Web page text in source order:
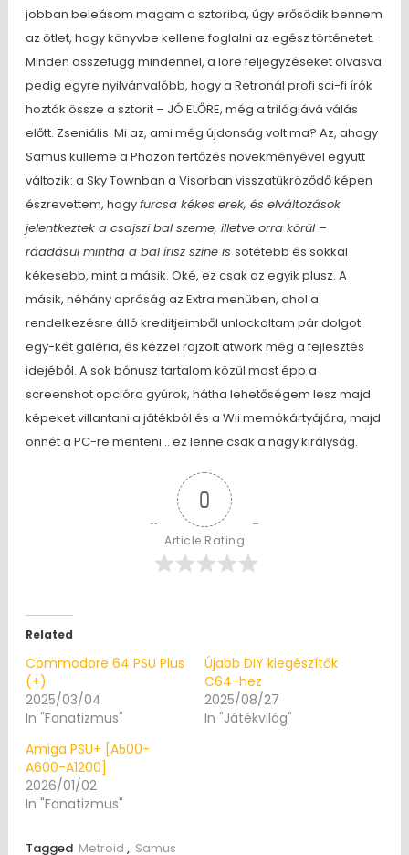
jobban beleásom magam a sztoriba, úgy erősödik bennem
az ötlet, hogy könyvbe kellene foglalni az egész történetet.
Minden összefügg mindennel, a lore feljegyzéseket olvasva
pedig egyre nyilvánvalóbb, hogy a Retronál profi sci-fi írók
hozták össze a sztorit – JÓ ELŐRE, még a trilógiává válás
előtt. Zseniális. Mi az, ami még újdonság volt ma? Az, ahogy
Samus külleme a Phazon fertőzés növekményével együtt
változik: a Sky Townban a Visorban visszatükröződő képen
észrevettem, hogyfurcsa kékes erek, és elváltozások
jelentkeztek a csajszi bal szeme, illetve orra körül –
ráadásul mintha a bal írisz színe is sötétebb és sokkal
kékesebb, mint a másik. Oké, ez csak az egyik plusz. A
másik, néhány apróság az Extra menüben, ahol a
rendelkezésre álló kreditjeimből unlockoltam pár dolgot:
egy-két galéria, és kézzel rajzolt atwork még a fejlesztés
idejéből. A sok bónusz tartalom közül most épp a
screenshot opcióra gyúrok, hátha lehetőségem lesz majd
képeket villantani a játékból és a Wii memókártyájára, majd
onnét a PC-re menteni… ez lenne csak a nagy királyság.
0
Article Rating
Related
Commodore 64 PSU Plus
(+)
2025/03/04
In "Fanatizmus"
Újabb DIY kiegészítők
C64-hez
2025/08/27
In "Játékvilág"
Amiga PSU+ [A500-
A600-A1200]
2026/01/02
In "Fanatizmus"
Tagged Metroid , Samus